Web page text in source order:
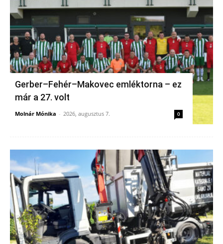
Gerber–Fehér–Makovec emléktorna – ez
már a 27. volt
Molnár Mónika - 2026, augusztus 7. 0